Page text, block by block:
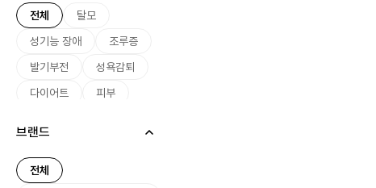
전체
탈모
성기능 장애
조루증
발기부전
성욕감퇴
다이어트
피부
여성 호르몬
브랜드
전체